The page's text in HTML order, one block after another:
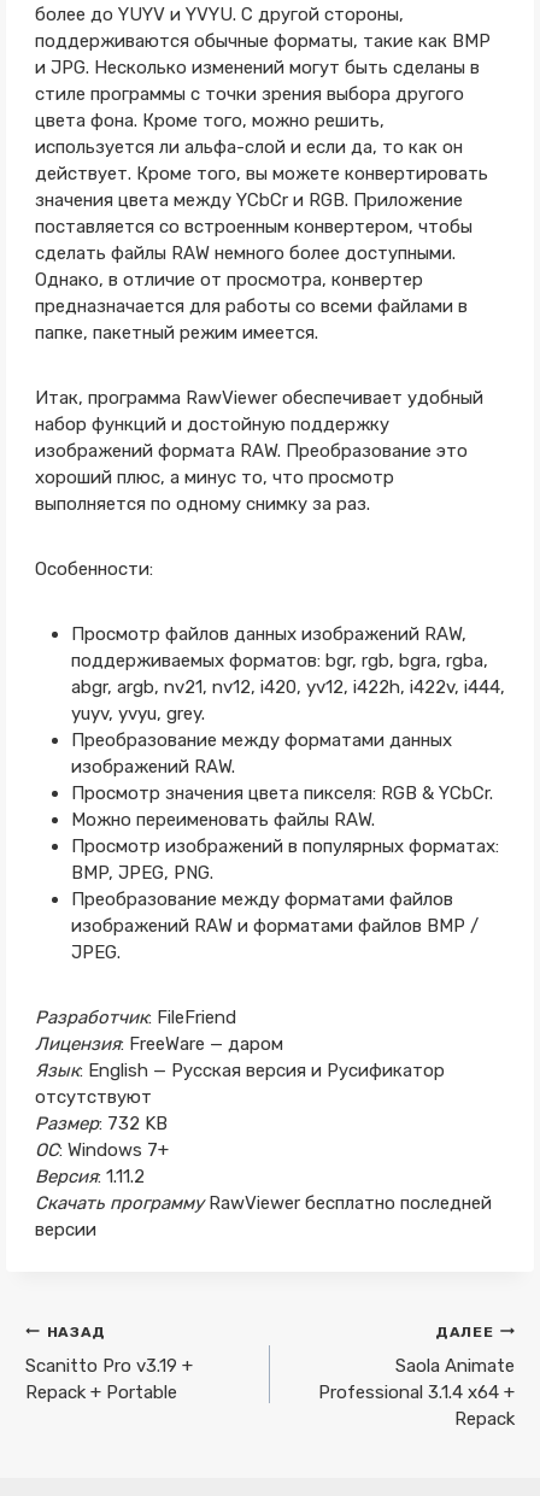
более до YUYV и YVYU. С другой стороны,
поддерживаются обычные форматы, такие как BMP
и JPG. Несколько изменений могут быть сделаны в
стиле программы с точки зрения выбора другого
цвета фона. Кроме того, можно решить,
используется ли альфа-слой и если да, то как он
действует. Кроме того, вы можете конвертировать
значения цвета между YCbCr и RGB. Приложение
поставляется со встроенным конвертером, чтобы
сделать файлы RAW немного более доступными.
Однако, в отличие от просмотра, конвертер
предназначается для работы со всеми файлами в
папке, пакетный режим имеется.
Итак, программа RawViewer обеспечивает удобный
набор функций и достойную поддержку
изображений формата RAW. Преобразование это
хороший плюс, а минус то, что просмотр
выполняется по одному снимку за раз.
Особенности:
Просмотр файлов данных изображений RAW,
поддерживаемых форматов: bgr, rgb, bgra, rgba,
abgr, argb, nv21, nv12, i420, yv12, i422h, i422v, i444,
yuyv, yvyu, grey.
Преобразование между форматами данных
изображений RAW.
Просмотр значения цвета пикселя: RGB & YCbCr.
Можно переименовать файлы RAW.
Просмотр изображений в популярных форматах:
BMP, JPEG, PNG.
Преобразование между форматами файлов
изображений RAW и форматами файлов BMP /
JPEG.
Разработчик: FileFriend
Лицензия: FreeWare — даром
Язык: English — Русская версия и Русификатор
отсутствуют
Размер: 732 KB
ОС: Windows 7+
Версия: 1.11.2
Скачать программуRawViewer бесплатно последней
версии
Навигация
по
записям
НАЗАД
Scanitto Pro v3.19 +
Repack + Portable
ДАЛЕЕ
Saola Animate
Professional 3.1.4 x64 +
Repack